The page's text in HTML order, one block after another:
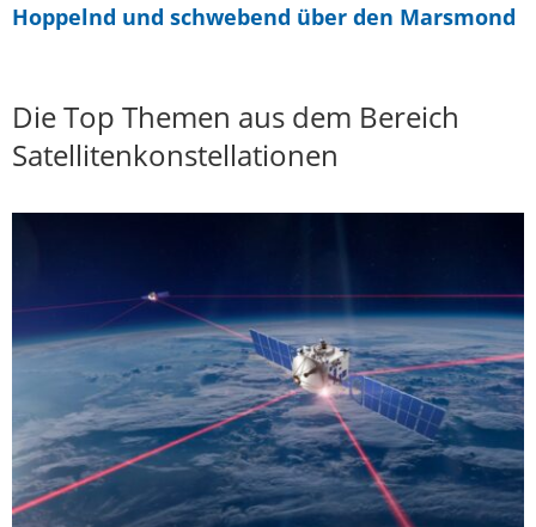
Hoppelnd und schwebend über den Marsmond
Die Top Themen aus dem Bereich
Satellitenkonstellationen